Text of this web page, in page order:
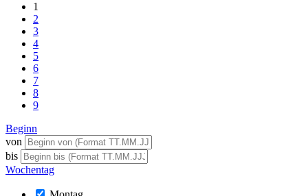
1
2
3
4
5
6
7
8
9
Beginn
von
bis
Wochentag